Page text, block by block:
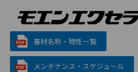
基材名称・物性一覧
メンテナンス・スケジュール